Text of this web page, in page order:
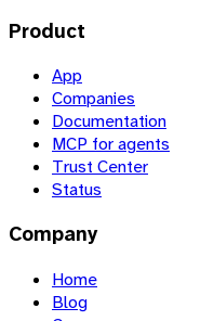
Product
App
Companies
Documentation
MCP for agents
Trust Center
Status
Company
Home
Blog